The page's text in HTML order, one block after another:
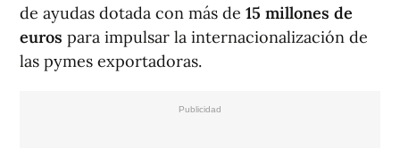
de ayudas dotada con más de 15 millones de
euros para impulsar la internacionalización de
las pymes exportadoras.